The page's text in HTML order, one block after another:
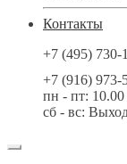
Контакты
+7 (495) 730-
+7 (916) 973-
пн - пт: 10.00
сб - вс: